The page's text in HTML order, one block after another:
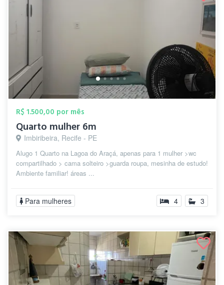
R$ 1.500,00 por mês
Quarto mulher 6m
Imbiribeira, Recife - PE
Alugo 1 Quarto na Lagoa do Araçá, apenas para 1 mulher >wc
compartilhado > cama solteiro >guarda roupa, mesinha de estudo!
Ambiente familiar! áreas ...
Para mulheres 4 3